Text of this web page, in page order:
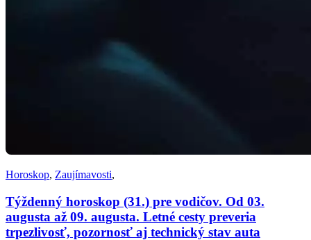
Horoskop, Zaujímavosti,
Týždenný horoskop (31.) pre vodičov. Od 03.
augusta až 09. augusta. Letné cesty preveria
trpezlivosť, pozornosť aj technický stav auta